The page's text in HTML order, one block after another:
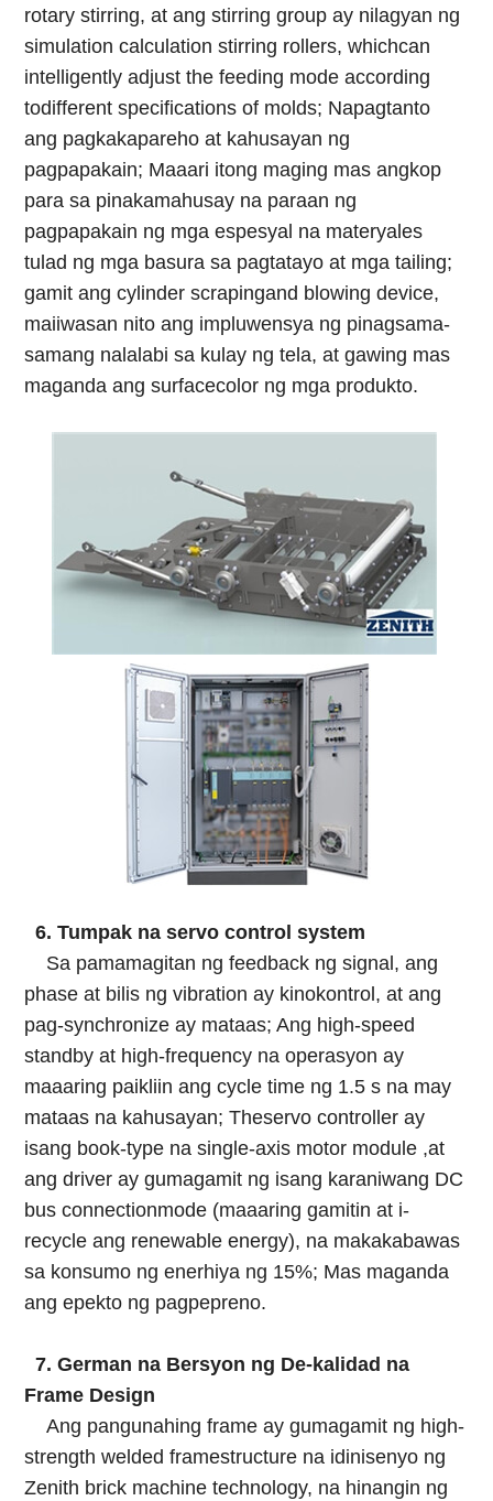
rotary stirring, at ang stirring group ay nilagyan ng
simulation calculation stirring rollers, whichcan
intelligently adjust the feeding mode according
todifferent specifications of molds; Napagtanto
ang pagkakapareho at kahusayan ng
pagpapakain; Maaari itong maging mas angkop
para sa pinakamahusay na paraan ng
pagpapakain ng mga espesyal na materyales
tulad ng mga basura sa pagtatayo at mga tailing;
gamit ang cylinder scrapingand blowing device,
maiiwasan nito ang impluwensya ng pinagsama-
samang nalalabi sa kulay ng tela, at gawing mas
maganda ang surfacecolor ng mga produkto.
6. Tumpak na servo control system
Sa pamamagitan ng feedback ng signal, ang
phase at bilis ng vibration ay kinokontrol, at ang
pag-synchronize ay mataas; Ang high-speed
standby at high-frequency na operasyon ay
maaaring paikliin ang cycle time ng 1.5 s na may
mataas na kahusayan; Theservo controller ay
isang book-type na single-axis motor module ,at
ang driver ay gumagamit ng isang karaniwang DC
bus connectionmode (maaaring gamitin at i-
recycle ang renewable energy), na makakabawas
sa konsumo ng enerhiya ng 15%; Mas maganda
ang epekto ng pagpepreno.
7. German na Bersyon ng De-kalidad na
Frame Design
Ang pangunahing frame ay gumagamit ng high-
strength welded framestructure na idinisenyo ng
Zenith brick machine technology, na hinangin ng